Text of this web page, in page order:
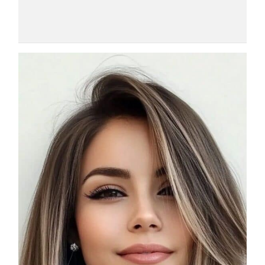
COSMOPROF WORLDWIDE BOLOGNA
Cosmprof Worldwide Bologna
presenta THE BEAUTY &
WELLNESS CONGRESS 2022: I
TEMI
DYSON
Dyson presenta la nuova collezione